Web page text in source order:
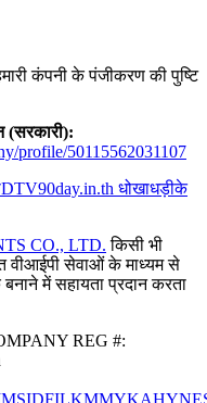
कंपनी के पंजीकरण की पुष्टि
(सरकारी):
profile/50115562031107
DTV90day.in.th धोखाधड़ीके
CO., LTD. किसी भी
वीआईपी सेवाओं के माध्यम से
में सहायता प्रदान करता
REG #:
MSIDFILKMMYKAHYNE